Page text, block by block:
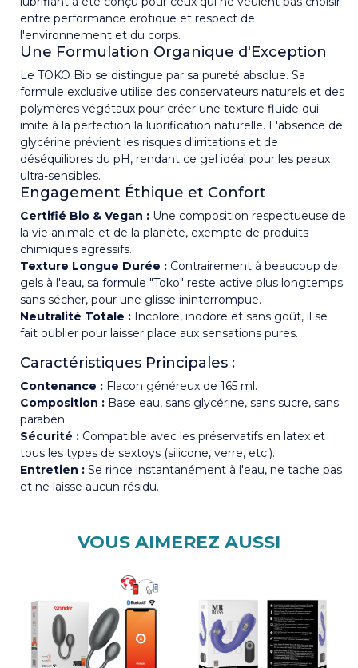
entre performance érotique et respect de
l'environnement et du corps.
Une Formulation Organique d'Exception
Le TOKO Bio se distingue par sa pureté absolue. Sa
formule exclusive utilise des conservateurs naturels et des
polymères végétaux pour créer une texture fluide qui
imite à la perfection la lubrification naturelle. L'absence de
glycérine prévient les risques d'irritations et de
déséquilibres du pH, rendant ce gel idéal pour les peaux
ultra-sensibles.
Engagement Éthique et Confort
Certifié Bio & Vegan : Une composition respectueuse de
la vie animale et de la planète, exempte de produits
chimiques agressifs.
Texture Longue Durée : Contrairement à beaucoup de
gels à l'eau, sa formule "Toko" reste active plus longtemps
sans sécher, pour une glisse ininterrompue.
Neutralité Totale : Incolore, inodore et sans goût, il se
fait oublier pour laisser place aux sensations pures.
Caractéristiques Principales :
Contenance : Flacon généreux de 165 ml.
Composition : Base eau, sans glycérine, sans sucre, sans
paraben.
Sécurité : Compatible avec les préservatifs en latex et
tous les types de sextoys (silicone, verre, etc.).
Entretien : Se rince instantanément à l'eau, ne tache pas
et ne laisse aucun résidu.
VOUS AIMEREZ AUSSI